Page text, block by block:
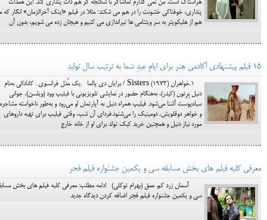
هراسناک است. من نمی گذارم تماشاگر با شکنجه گر هم ذات پنداری کند. این همذات
پنداری، خوفناکی خشونت را در هم می شکند؛ مثلا در فیلم «اینک آخرالزمان» انگار که
هم از هلیکوپتر به سر ویتنامی ها تیراندازی می کنیم و هیجان زده می شویم، بدون آن
15 فیلم پیشنهادی آکادمی هنر برای ایامِ عیدِ شما به ترتیب سال تولید
1.خواهران (1973) Sisters / برایان دی پالما .یک مُدل فرانسوی . کانادائی به‌نام
دنیل بِرِتون (کیدر)، به‌هنگام حضور در نمایشی تلویزیونی با فیلیپ وود (ویلسن)، جوانی
سیاه‌پوست آشنا می‌شود. فیلیپ همراه دنیل به آپارتمان او می‌رود و به‌طور ناخواسته
و خواهر دوقلویش، دومینیک را می‌شنود.فردای آن شب، وقتی فیلیپ برای تهیه داروهای
مورد نیاز دنیل و همچنین خرید کیک تولد برای او از خانه خارج
معرفی کلیه فیلم های بخش مسابقه سی و یکمین جشنواره فیلم فجر
آسمان زرد کم عمق (بهرام توکلی) ادامه مطلب: معرفی کلیه فیلم های بخش
سی و یکمین جشنواره فیلم فجر اضافه کردن دیدگاه جدید